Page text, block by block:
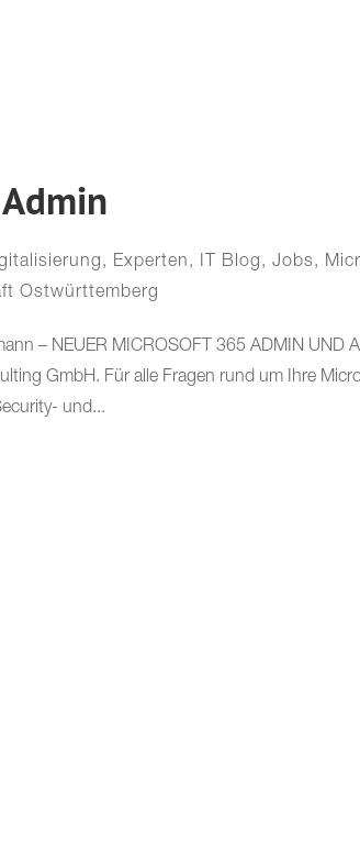
, Experten, IT Blog ,Jobs,
Ostwürttemberg
– NEUER MICROSOFT 365 ADMIN UND
GmbH. Für alle Fragen rund um Ihre
und...